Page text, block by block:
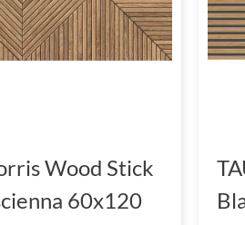
Wood Stick
60x120